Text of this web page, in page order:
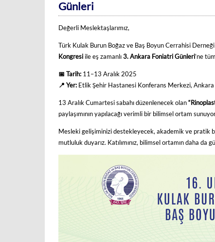
Günleri
Değerli Meslektaşlarımız,
Türk Kulak Burun Boğaz ve Baş Boyun Cerrahisi
Kongresi ile eş zamanlı 3. Ankara Foniatri Günleri’ne
📅 Tarih: 11–13 Aralık 2025
📍 Yer: Etlik Şehir Hastanesi Konferans Merkezi, Ankara
13 Aralık Cumartesi sabahı düzenlenecek olan
paylaşımının yapılacağı verimli bir bilimsel ortam
Mesleki gelişiminizi destekleyecek, akademik ve pratik
mutluluk duyarız. Katılımınız, bilimsel ortamın daha da